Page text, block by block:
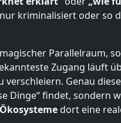
kriminalisiert oder so
Parallelraum,
Zugang läuft
Genau
Dinge“ findet, sondern
dort eine